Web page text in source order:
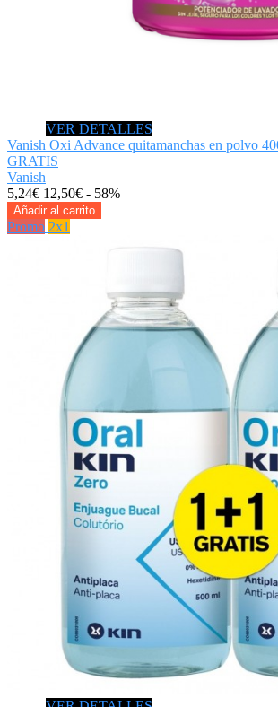
VER DETALLES
Vanish Oxi Advance quitamanchas en polvo
GRATIS
Vanish
5,24€ 12,50€ - 58%
Añadir al carrito
Promo 2x1